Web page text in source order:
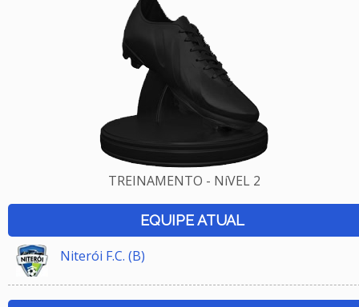
TREINAMENTO - NíVEL 2
EQUIPE ATUAL
Niterói F.C. (B)